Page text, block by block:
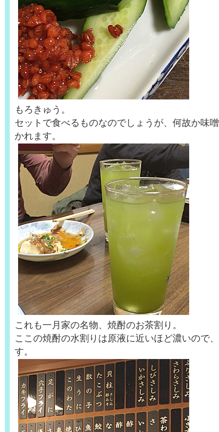
もろきゅう。
セットで食べるものなのでしょうが、何故か味
かれます。
これも一月家の名物、焼酎のお茶割り。
ここの焼酎の水割りは原液に近いほど濃いので
す。